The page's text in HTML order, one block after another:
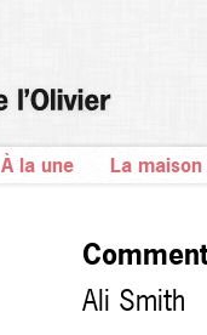
À la une La maison
Ali Smith